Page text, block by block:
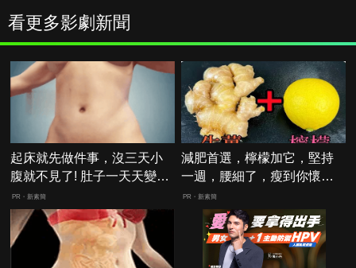
看更多影劇新聞
起床就先做件事，沒三天小
腹就不見了! 肚子一天天變
小！
PR・新素簡
減肥首選，檸檬加它，堅持
一週，腰細了，瘦到你懷疑
人生
PR・新素簡